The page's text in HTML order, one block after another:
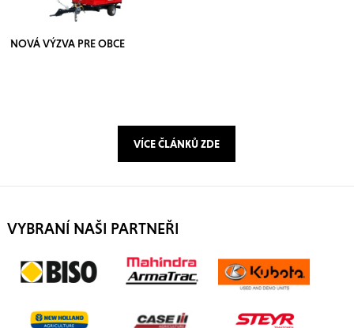
NOVÁ VÝZVA PRE OBCE
VÍCE ČLÁNKŮ ZDE
VYBRANÍ NAŠI PARTNEŘI